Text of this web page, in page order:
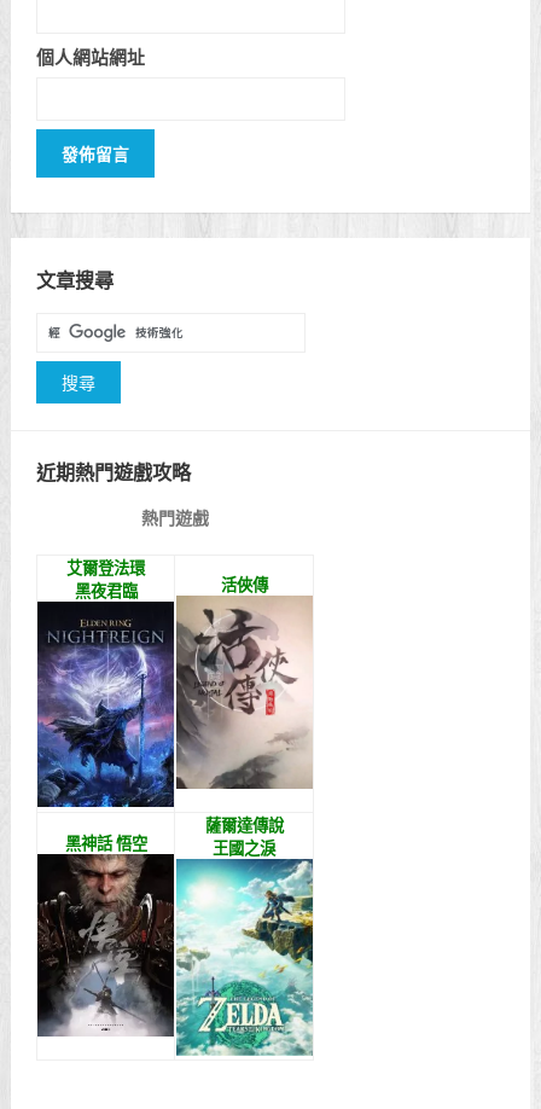
個人網站網址
文章搜尋
近期熱門遊戲攻略
熱門遊戲
艾爾登法環
黑夜君臨
活俠傳
黑神話 悟空
薩爾達傳說
王國之淚